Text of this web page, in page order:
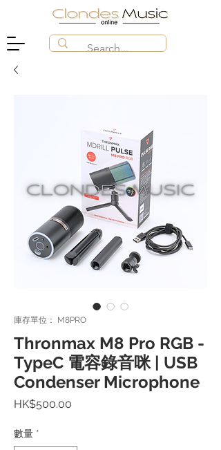
庫存單位： M8PRO
Thronmax M8 Pro RGB -
TypeC 電容錄音咪 | USB
Condenser Microphone
HK$500.00
數量 *